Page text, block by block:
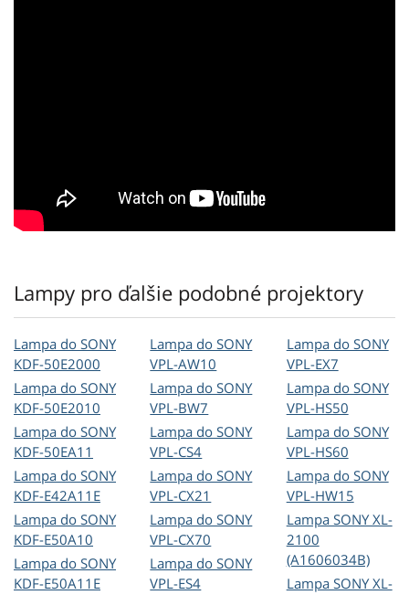
Lampy pro ďalšie podobné projektory
Lampa do SONY
KDF-50E2000
Lampa do SONY
KDF-50E2010
Lampa do SONY
KDF-50EA11
Lampa do SONY
KDF-E42A11E
Lampa do SONY
KDF-E50A10
Lampa do SONY
KDF-E50A11E
Lampa do SONY
VPL-AW10
Lampa do SONY
VPL-BW7
Lampa do SONY
VPL-CS4
Lampa do SONY
VPL-CX21
Lampa do SONY
VPL-CX70
Lampa do SONY
VPL-ES4
Lampa do SONY
VPL-EX7
Lampa do SONY
VPL-HS50
Lampa do SONY
VPL-HS60
Lampa do SONY
VPL-HW15
Lampa SONY XL-
2100
(A1606034B)
Lampa SONY XL-